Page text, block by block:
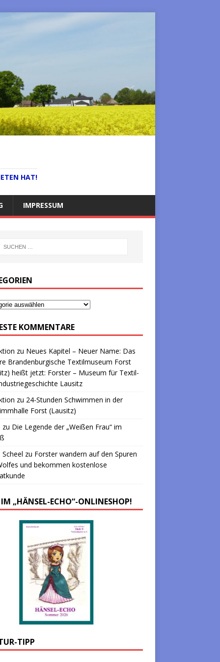
HAT!
IMPRESSUM
KOMMENTARE
zu Neues Kapitel – Neuer Name: Das
Brandenburgische Textilmuseum Forst
heißt jetzt: Forster – Museum für Textil-
Lausitz
zu 24-Stunden Schwimmen in der
Forst (Lausitz)
zu Die Legende der „Weißen Frau“ im
Scheel zu Forster wandern auf den Spuren
und bekommen kostenlose
„HÄNSEL-ECHO“-ONLINESHOP!
TIPP